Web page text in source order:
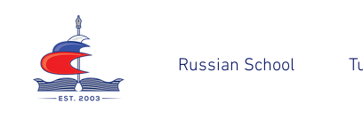
Russian School